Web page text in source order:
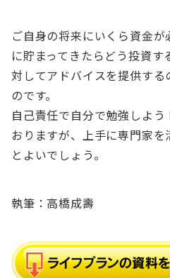
ご自身の将来にいくら資金
に貯まってきたらどう投資
対してアドバイスを提供す
のです。
自己責任で自分で勉強しよ
おりますが、上手に専門家
とよいでしょう。
執筆：高橋成壽